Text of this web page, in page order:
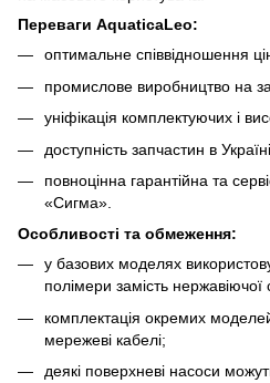
Переваги AquaticaLeo:
оптимальне співвідношення
промислове виробництво на
уніфікація комплектуючих і
доступність запчастин в
повноцінна гарантійна та
«Сигма».
Особливості та обмеження:
у базових моделях
полімери замість нержавіючої
комплектація окремих
мережеві кабелі;
деякі поверхневі насоси